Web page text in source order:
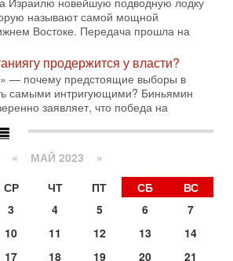
Трамп в самый последний момент
тяжелых ударов
«Аркия» намерен
по субботам!
авиакомпании «Аркия»
конфликт.
по Ирану - НОВОСТИ 30/07/2026
Трамп сегодня рассматривает
военной операции против Ирана
на американскую базу в
ITON-TV политолог Цви Маген,
называют самой мощной
Востоке. Передача прошла на
продержится у власти?
— почему предстоящие выборы в
самыми интригующими? Биньямин
заявляет, что победа на
« МАЙ 2023 »
СР ЧТ ПТ СБ
ВС
3 4 5 6
7
10 11 12 13
14
17 18 19 20
21